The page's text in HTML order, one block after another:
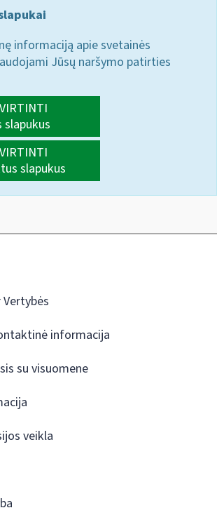
informaciją apie svetainės
Jūsų naršymo patirties
slapukus
slapukus
informacija
su visuomene
veikla